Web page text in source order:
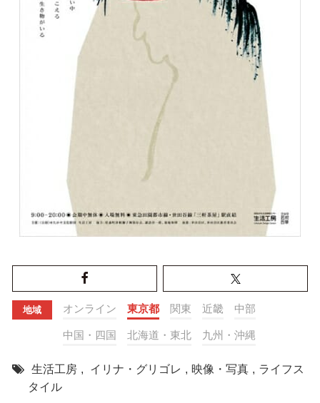
地域 オンライン 東京都 関東 近畿 中部
中国・四国 北海道・東北 九州・沖縄
生活工房 , イリナ・グリゴレ , 映像・写真 , ライフス
タイル